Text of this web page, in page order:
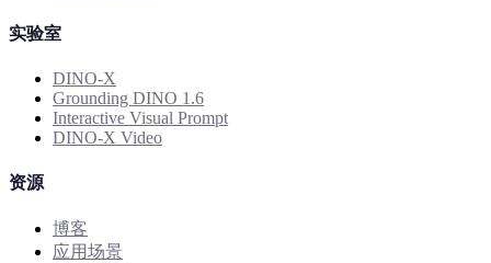
实验室
DINO-X
Grounding DINO 1.6
Interactive Visual Prompt
DINO-X Video
资源
博客
应用场景